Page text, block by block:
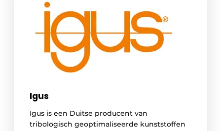
Igus
Igus is een Duitse producent van
tribologisch geoptimaliseerde kunststoffen